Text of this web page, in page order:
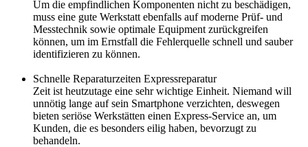
Um die empfindlichen Komponenten nicht zu beschädigen,
muss eine gute Werkstatt ebenfalls auf moderne Prüf- und
Messtechnik sowie optimale Equipment zurückgreifen
können, um im Ernstfall die Fehlerquelle schnell und sauber
identifizieren zu können.
Schnelle Reparaturzeiten Expressreparatur
Zeit ist heutzutage eine sehr wichtige Einheit. Niemand will
unnötig lange auf sein Smartphone verzichten, deswegen
bieten seriöse Werkstätten einen Express-Service an, um
Kunden, die es besonders eilig haben, bevorzugt zu
behandeln.